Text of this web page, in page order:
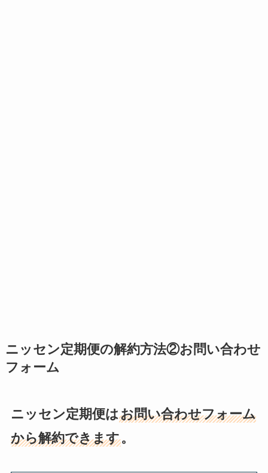
ニッセン定期便の解約方法②お問い合わせ
フォーム
ニッセン定期便はお問い合わせフォーム
から解約できます。